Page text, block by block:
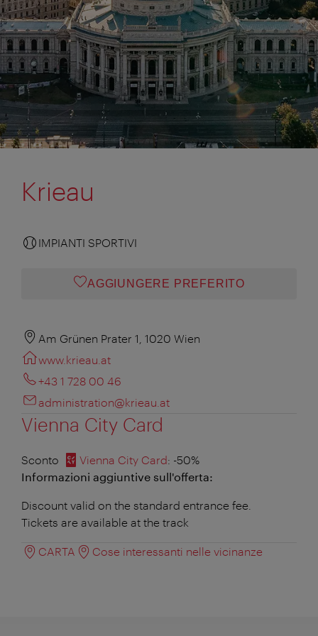
Krieau
IMPIANTI SPORTIVI
AGGIUNGERE PREFERITO
Am Grünen Prater 1, 1020 Wien
www.krieau.at
+43 1 728 00 46
administration@krieau.at
Vienna City Card
Sconto Vienna City Card: -50%
Informazioni aggiuntive sull'offerta:
Discount valid on the standard entrance fee.
Tickets are available at the track
CARTA Cose interessanti nelle vicinanze